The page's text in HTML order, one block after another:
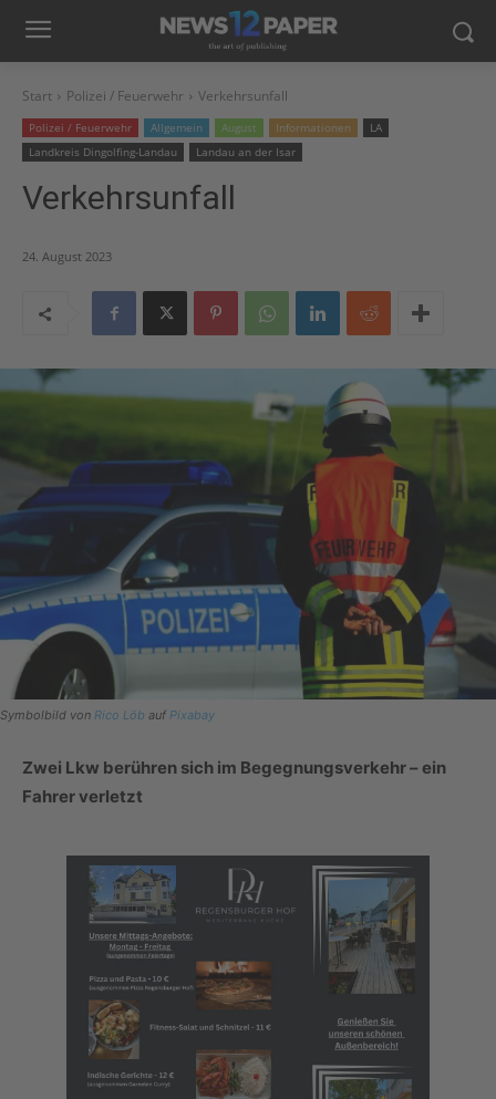
Start Polizei / Feuerwehr Verkehrsunfall
Polizei / Feuerwehr Allgemein August Informationen
LA
Landkreis Dingolfing-Landau
Landau an der Isar
Verkehrsunfall
24. August 2023
Symbolbild von Rico Löb auf Pixabay
Zwei Lkw berühren sich im Begegnungsverkehr – ein
Fahrer verletzt